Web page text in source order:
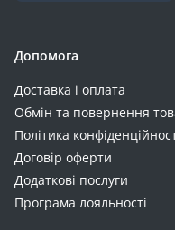
Допомога
Доставка і оплата
Обмін та повернення
Політика
Договір оферти
Додаткові послуги
Програма лояльності